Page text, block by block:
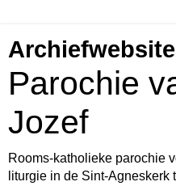
Archiefwebsite
Parochie
Jozef
Rooms-katholieke parochie
liturgie in de Sint-Agneskerk